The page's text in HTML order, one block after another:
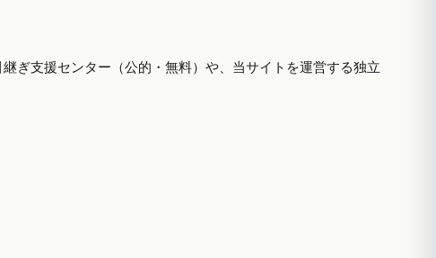
ぎ支援センター（公的・無料）や、当サイトを運営する独立